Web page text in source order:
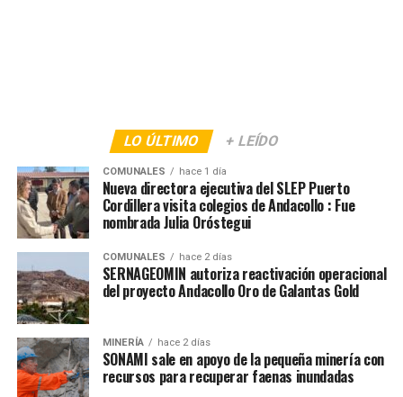
LO ÚLTIMO + LEÍDO
COMUNALES hace 1 día
Nueva directora ejecutiva del SLEP Puerto
Cordillera visita colegios de Andacollo : Fue
nombrada Julia Oróstegui
COMUNALES hace 2 días
SERNAGEOMIN autoriza reactivación operacional
del proyecto Andacollo Oro de Galantas Gold
MINERÍA hace 2 días
SONAMI sale en apoyo de la pequeña minería con
recursos para recuperar faenas inundadas